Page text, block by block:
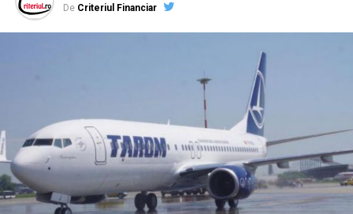
De Criteriul Financiar